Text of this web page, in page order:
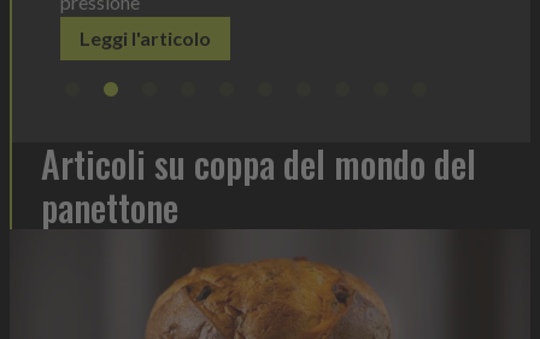
Articoli su coppa del mondo del
panettone